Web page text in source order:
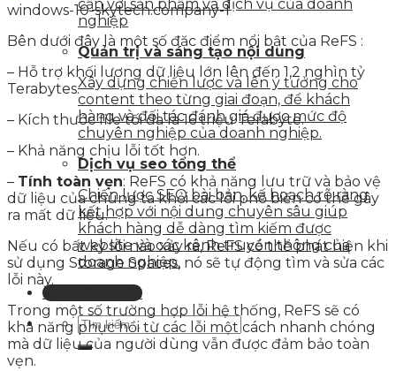
cận với sản phẩm và dịch vụ của doanh
nghiệp
Quản trị và sáng tạo nội dung
Xây dựng chiến lược và lên ý tưởng cho
content theo từng giai đoạn, để khách
hàng và đối tác đánh giá được mức độ
chuyên nghiệp của doanh nghiệp.
Dịch vụ seo tổng thể
Chiến lược SEO bài bản, kế hoạch rõ ràng
kết hợp với nội dung chuyên sâu giúp
khách hàng dễ dàng tìm kiếm được
website và các kênh truyền thông của
doanh nghiệp.
Liên hệ tư vấn
Bên dưới đây là một số đặc điểm nổi bật của ReFS :
– Hỗ trợ khối lượng dữ liệu lớn lên đến 1,2 nghìn tỷ
Terabytes.
– Kích thước file tối đa là 16 triệu Terabyte.
– Khả năng chịu lỗi tốt hơn.
– Tính toàn vẹn: ReFS có khả năng lưu trữ và bảo vệ
dữ liệu của chúng ta khỏi các lỗi phổ biến có thể gây
ra mất dữ liệu.
Nếu có bất kỳ lỗi nào xảy ra, ReFS có thể phát hiện khi
sử dụng Storage Spaces, nó sẽ tự động tìm và sửa các
lỗi này.
Trong một số trường hợp lỗi hệ thống, ReFS sẽ có
khả năng phục hồi từ các lỗi một cách nhanh chóng
mà dữ liệu của người dùng vẫn được đảm bảo toàn
vẹn.